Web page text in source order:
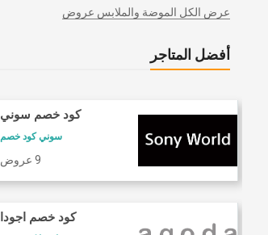
| شحن مج
عرض الكل الموضة والملابس عروض
أفضل المتاجر
كود خصم سوني
سوني كود خصم
9 عروض
كود خصم اجودا